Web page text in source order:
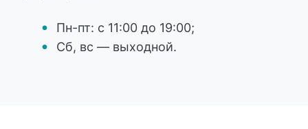
Пн-пт: с 11:00 до 19:00;
Сб, вс — выходной.